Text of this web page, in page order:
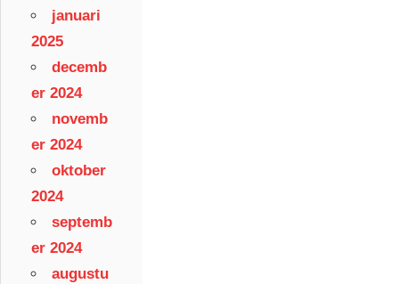
januari
2025
decemb
er 2024
novemb
er 2024
oktober
2024
septemb
er 2024
augustu